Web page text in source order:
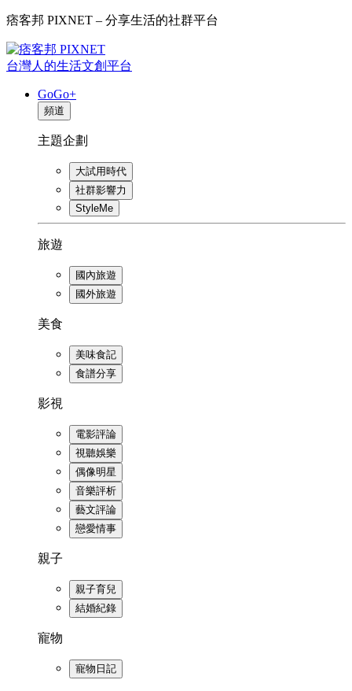
痞客邦 PIXNET – 分享生活的社群平台
台灣人的生活文創平台
GoGo+
頻道
主題企劃
大試用時代
社群影響力
StyleMe
旅遊
國內旅遊
國外旅遊
美食
美味食記
食譜分享
影視
電影評論
視聽娛樂
偶像明星
音樂評析
藝文評論
戀愛情事
親子
親子育兒
結婚紀錄
寵物
寵物日記